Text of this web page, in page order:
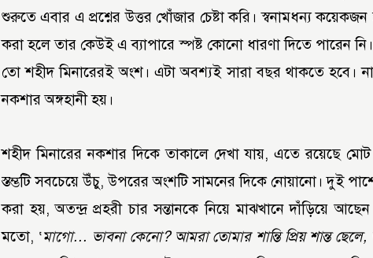
শুরুতে এবার এ প্রশ্নের উত্তর খোঁজার চেষ্টা করি। স্বনামধন্য
করা হলে তার কেউই এ ব্যাপারে স্পষ্ট কোনো ধারণা দিতে পারেন
তো শহীদ মিনারেরই অংশ। এটা অবশ্যই সারা বছর থাকতে হবে।
নকশার অঙ্গহানী হয়।
শহীদ মিনারের নকশার দিকে তাকালে দেখা যায়, এতে রয়েছে মোট
স্তম্ভটি সবচেয়ে উঁচু, উপরের অংশটি সামনের দিকে নোয়ানো। দুই
করা হয়, অতন্দ্র প্রহরী চার সন্তানকে নিয়ে মাঝখানে দাঁড়িয়ে
মতো, ‘মাগো… ভাবনা কেনো? আমরা তোমার শান্তি প্রিয় শান্ত